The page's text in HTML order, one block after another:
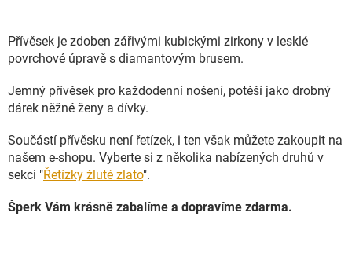
Přívěsek je zdoben zářivými kubickými zirkony v lesklé
povrchové úpravě s diamantovým brusem.
Jemný přívěsek pro každodenní nošení, potěší jako drobný
dárek něžné ženy a dívky.
Součástí přívěsku není řetízek, i ten však můžete zakoupit na
našem e-shopu. Vyberte si z několika nabízených druhů v
sekci "Řetízky žluté zlato".
Šperk Vám krásně zabalíme a dopravíme zdarma.